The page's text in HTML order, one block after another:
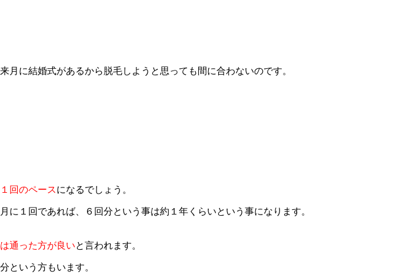
に結婚式があるから脱毛しようと思っても間に合わないのです。
回のペースになるでしょう。
１回であれば、６回分という事は約１年くらいという事になります。
通った方が良いと言われます。
という方もいます。